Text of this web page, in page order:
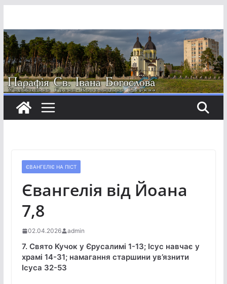
вмісту
ЄВАНГЕЛІЄ НА ПІСТ
Євангелія від Йоана
7,8
02.04.2026 admin
7. Свято Кучок у Єрусалимі 1-13; Ісус навчає у
храмі 14-31; намагання старшини ув’язнити
Ісуса 32-53